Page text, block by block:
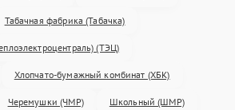
Табачная фабрика (Табачка)
(ТЭЦ)
Хлопчато-бумажный комбинат (ХБК)
Черемушки (ЧМР) Школьный (ШМР)